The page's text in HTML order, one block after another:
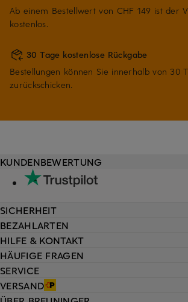
Ab einem Bestellwert von CHF 149 ist der
kostenlos.
30 Tage kostenlose Rückgabe
Bestellungen können Sie innerhalb von 30
zurückschicken.
HILFE & KONTAKT
HÄUFIGE FRAGEN
SERVICE
VERSAND
KUNDENBEWERTUNG
SICHERHEIT
BEZAHLARTEN